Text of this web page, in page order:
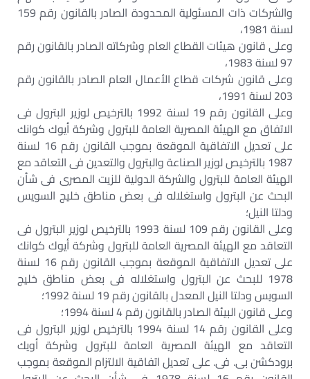
والشركات ذات المسئولية المحدودة الصادر بالقانون رقم 159
لسنة 1981،
وعلى قانون هيئات القطاع العام وشركاته الصادر بالقانون رقم
97 لسنة 1983،
وعلى قانون شركات قطاع الأعمال العام الصادر بالقانون رقم
203 لسنة 1991،
وعلى القانون رقم 19 لسنة 1992 بالترخيص لوزير البترول فى
الاتفاق مع الهيئة المصرية العامة للبترول وشركة أيوك كوانك
على تعديل الاتفاقية الموقعة بموجب القانون رقم 16 لسنة
1987 بالترخيص لوزير الصناعة والبترول والتعدين فى التعاقد مع
الهيئة العامة للبترول والشركة الدولية للزيت المصرى فى شأن
البحث عن البترول واستغلاله فى بعض مناطق خليج السويس
ودلتا النيل؛
وعلى القانون رقم 109 لسنة 1993 بالترخيص لوزير البترول فى
التعاقد مع الهيئة المصرية العامة للبترول وشركة أيوك كوانك
على تعديل الاتفاقية الموقعة بموجب القانون رقم 16 لسنة
1978 للبحث عن البترول واستغلاله فى بعض مناطق خليج
السويس ودلتا النيل المعدل بالقانون رقم 19 لسنة 1992؛
وعلى قانون البيئة الصادر بالقانون رقم 4 لسنة 1994؛
وعلى القانون رقم 14 لسنة 1994 بالترخيص لوزير البترول فى
التعاقد مع الهيئة المصرية العامة للبترول وشركة أويك
برودكشن بى. فى. على تعديل اتفاقية الالتزام الموقعة بموجب